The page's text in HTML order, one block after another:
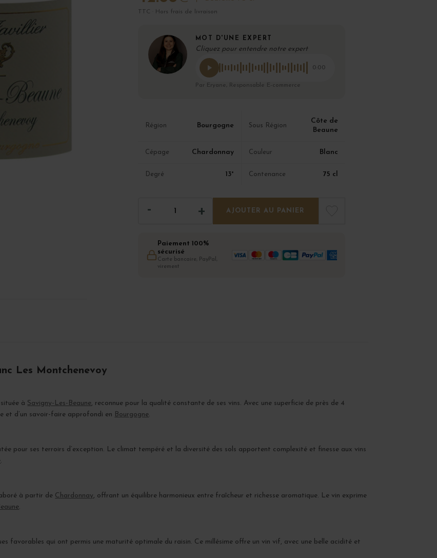
TTC · Hors frais de livraison
MOT D'UNE EXPERT
Cliquez pour entendre notre expert
0:00
Par Eryane, Responsable E-commerce
Région Bourgogne Sous Région
Côte de
Beaune
Cépage Chardonnay Couleur Blanc
Degré 13° Contenance 75 cl
AJOUTER AU PANIER
Paiement 100%
sécurisé
Carte bancaire, PayPal,
virement
Les Montchenevoy
à Savigny-Les-Beaune, reconnue pour la qualité constante de ses vins. Avec une superficie de près de 4
et d’un savoir-faire approfondi en Bourgogne.
pour ses terroirs d’exception. Le climat tempéré et la diversité des sols apportent complexité et finesse aux vins
.
à partir de Chardonnay, offrant un équilibre harmonieux entre fraîcheur et richesse aromatique. Le vin exprime
.
favorables qui ont permis une maturité optimale du raisin. Ce millésime offre un vin vif, avec une belle acidité et